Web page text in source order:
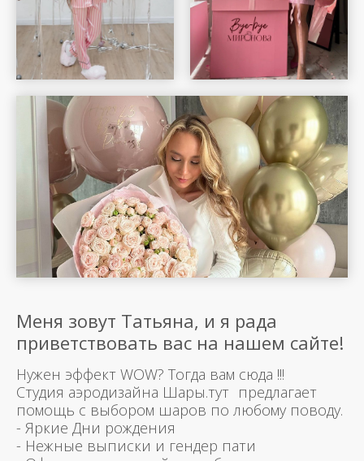
Меня зовут Татьяна, и я рада
приветствовать вас на нашем сайте!
Нужен эффект WOW? Тогда вам сюда !!!
Студия аэродизайна Шары.тут предлагает
помощь с выбором шаров по любому поводу.
- Яркие Дни рождения
- Нежные выписки и гендер пати